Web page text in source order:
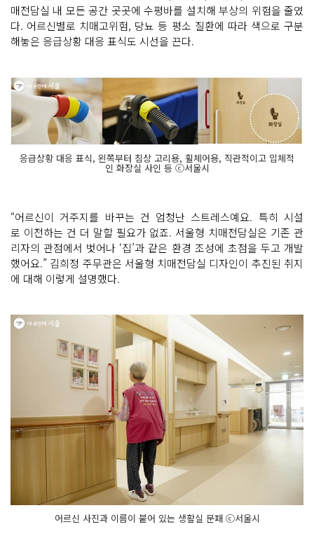
매전담실 내 모든 공간 곳곳에 수평바를 설치해 부상의 위험을 줄였
다. 어르신별로 치매고위험, 당뇨 등 평소 질환에 따라 색으로 구분
해놓은 응급상황 대응 표식도 시선을 끈다.
응급상황 대응 표식, 왼쪽부터 침상 고리용, 휠체어용, 직관적이고 입체적
인 화장실 사인 등 ⓒ서울시
“어르신이 거주지를 바꾸는 건 엄청난 스트레스예요. 특히 시설
로 이전하는 건 더 말할 필요가 없죠. 서울형 치매전담실은 기존 관
리자의 관점에서 벗어나 ‘집’과 같은 환경 조성에 초점을 두고 개발
했어요.” 김희정 주무관은 서울형 치매전담실 디자인이 추진된 취지
에 대해 이렇게 설명했다.
어르신 사진과 이름이 붙어 있는 생활실 문패 ⓒ서울시